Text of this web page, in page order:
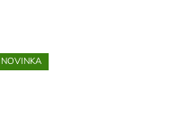
NOVINKA